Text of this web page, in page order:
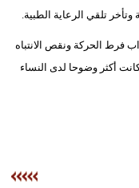
وتأخر تلقي الرعاية الطبية.
فرط الحركة ونقص الانتباه
أكثر وضوحا لدى النساء